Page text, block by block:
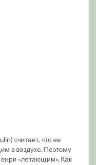
считает, что ее
в воздухе. Поэтому
«летающим». Как